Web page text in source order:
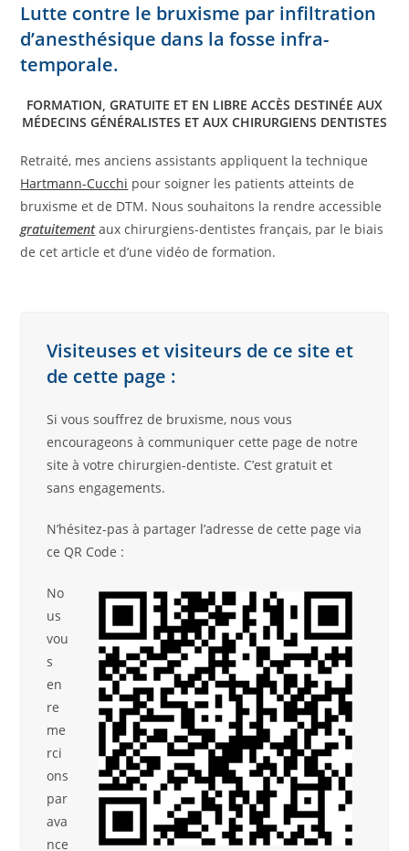
Lutte contre le bruxisme par infiltration
d’anesthésique dans la fosse infra-
temporale.
FORMATION, GRATUITE ET EN LIBRE ACCÈS DESTINÉE AUX
MÉDECINS GÉNÉRALISTES ET AUX CHIRURGIENS DENTISTES
Retraité, mes anciens assistants appliquent la technique
Hartmann-Cucchi pour soigner les patients atteints de
bruxisme et de DTM. Nous souhaitons la rendre accessible
gratuitementaux chirurgiens-dentistes français, par le biais
de cet article et d’une vidéo de formation.
Visiteuses et visiteurs de ce site et
de cette page :
Si vous souffrez de bruxisme, nous vous
encourageons à communiquer cette page de notre
site à votre chirurgien-dentiste. C’est gratuit et
sans engagements.
N’hésitez-pas à partager l’adresse de cette page via
ce QR Code :
No
us
vou
s
en
re
me
rci
ons
par
ava
nce